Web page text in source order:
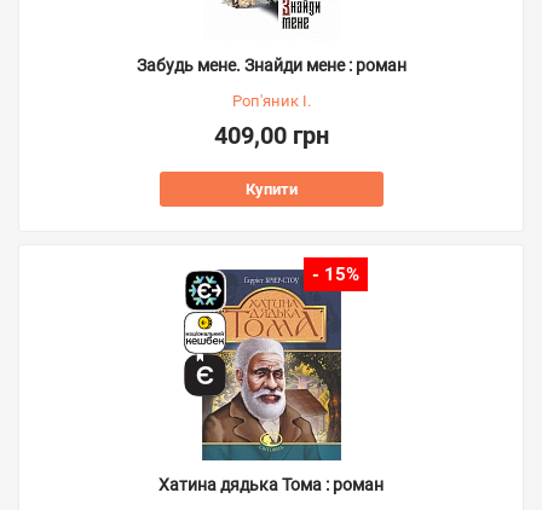
Забудь мене. Знайди мене : роман
Роп'яник І.
409,00 грн
Купити
- 15%
Хатина дядька Тома : роман